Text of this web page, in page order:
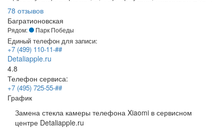
78 отзывов
Багратионовская
Рядом: Парк Победы
Единый телефон для записи:
+7 (499) 110-11-##
Detaliapple.ru
4.8
Телефон сервиса:
+7 (495) 725-55-##
График
Замена стекла камеры телефона Xiaomi в сервисном
центре Detaliapple.ru